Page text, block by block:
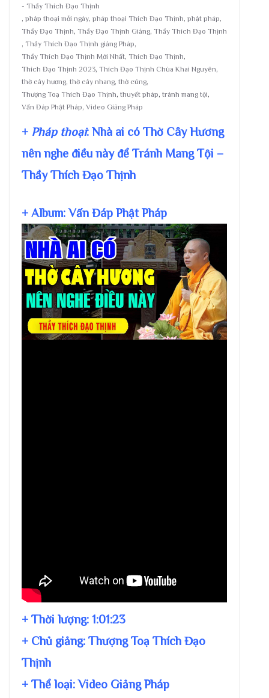
- Thầy Thích Đạo Thịnh
, pháp thoại mỗi ngày, pháp thoại Thích Đạo Thịnh, phật pháp,
Thầy Đạo Thịnh, Thầy Đạo Thịnh Giảng, Thầy Thích Đạo Thịnh
, Thầy Thích Đạo Thịnh giảng Pháp,
Thầy Thích Đạo Thịnh Mới Nhất, Thích Đạo Thịnh,
Thích Đạo Thịnh 2023, Thích Đạo Thịnh Chùa Khai Nguyên,
thờ cây hương, thờ cây nhang, thờ cúng,
Thượng Toạ Thích Đạo Thịnh, thuyết pháp, tránh mang tội,
Vấn Đáp Phật Pháp, Video Giảng Pháp
+ Pháp thoại: Nhà ai có Thờ Cây Hương
nên nghe điều này để Tránh Mang Tội –
Thầy Thích Đạo Thịnh
+ Album: Vấn Đáp Phật Pháp
+ Thời lượng: 1:01:23
+ Chủ giảng: Thượng Toạ Thích Đạo
Thịnh
+ Thể loại: Video Giảng Pháp